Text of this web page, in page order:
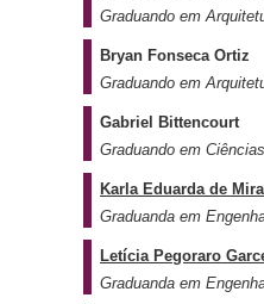
Graduando em
Bryan Fonseca Ortiz
Graduando em
Gabriel Bittencourt
Graduando em
Karla Eduarda de
Graduanda em
Letícia Pegoraro
Graduanda em